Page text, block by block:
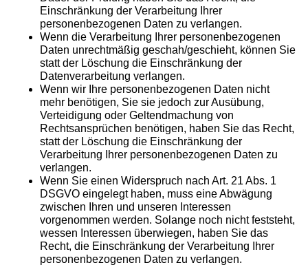
Einschränkung der Verarbeitung Ihrer
personenbezogenen Daten zu verlangen.
Wenn die Verarbeitung Ihrer personenbezogenen
Daten unrechtmäßig geschah/geschieht, können Sie
statt der Löschung die Einschränkung der
Datenverarbeitung verlangen.
Wenn wir Ihre personenbezogenen Daten nicht
mehr benötigen, Sie sie jedoch zur Ausübung,
Verteidigung oder Geltendmachung von
Rechtsansprüchen benötigen, haben Sie das Recht,
statt der Löschung die Einschränkung der
Verarbeitung Ihrer personenbezogenen Daten zu
verlangen.
Wenn Sie einen Widerspruch nach Art. 21 Abs. 1
DSGVO eingelegt haben, muss eine Abwägung
zwischen Ihren und unseren Interessen
vorgenommen werden. Solange noch nicht feststeht,
wessen Interessen überwiegen, haben Sie das
Recht, die Einschränkung der Verarbeitung Ihrer
personenbezogenen Daten zu verlangen.